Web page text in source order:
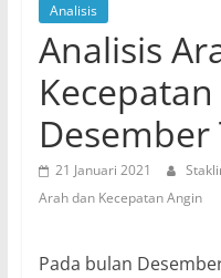
Koordinator
BMKG
Sumatera
Selatan
Analisis
Analisis
21 Januari 2021
Arah dan Kecepatan Angin
Pada bulan